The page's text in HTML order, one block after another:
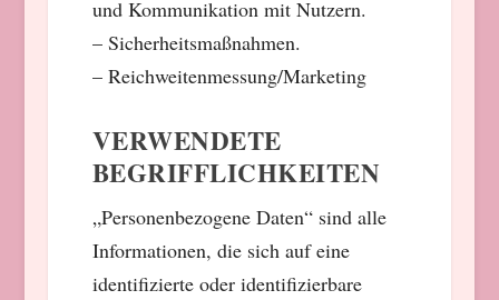
und Kommunikation mit Nutzern.
– Sicherheitsmaßnahmen.
– Reichweitenmessung/Marketing
VERWENDETE
BEGRIFFLICHKEITEN
„Personenbezogene Daten“ sind alle
Informationen, die sich auf eine
identifizierte oder identifizierbare